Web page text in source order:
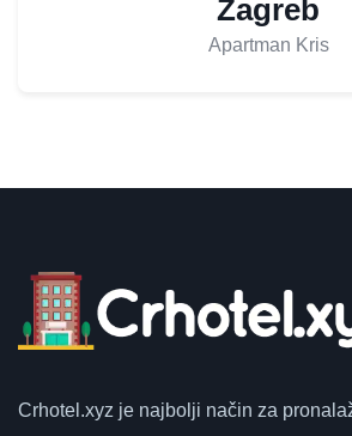
Zagreb
Apartman Kris
Crhotel.xyz je najbolji način za